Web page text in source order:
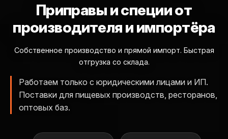
Приправы и специиот
производителя и импортёра
Собственное производство и прямой импорт. Быстрая
отгрузка со склада.
Работаем только с юридическими лицами и ИП.
Поставки для пищевых производств, ресторанов,
оптовых баз.